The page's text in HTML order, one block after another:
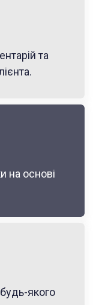
та
на основі
якого